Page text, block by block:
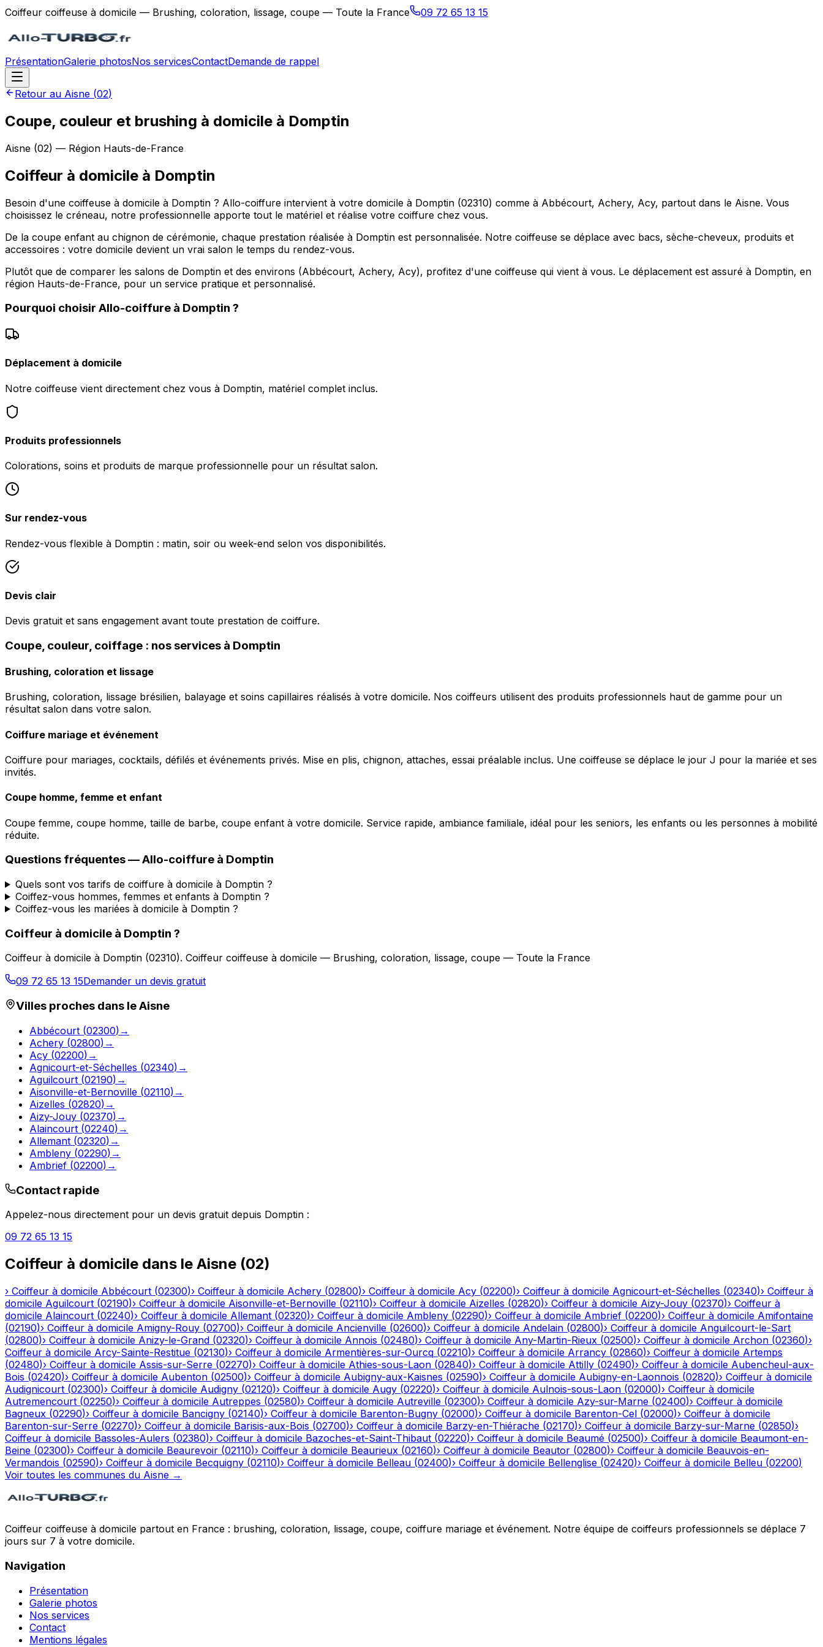
Coiffeur coiffeuse à domicile — Brushing, coloration, lissage, coupe — Toute la France 09 72 65 13 15
PrésentationGalerie photosNos servicesContactDemande de rappel
Retour au Aisne (02)
Coupe, couleur et brushing à domicile à Domptin
Aisne (02) — Région Hauts-de-France
Coiffeur à domicile à Domptin
Besoin d'une coiffeuse à domicile à Domptin ? Allo-coiffure intervient à votre domicile à Domptin (02310) comme à Abbécourt, Achery, Acy, partout dans le Aisne. Vous
choisissez le créneau, notre professionnelle apporte tout le matériel et réalise votre coiffure chez vous.
De la coupe enfant au chignon de cérémonie, chaque prestation réalisée à Domptin est personnalisée. Notre coiffeuse se déplace avec bacs, sèche-cheveux, produits et
accessoires : votre domicile devient un vrai salon le temps du rendez-vous.
Plutôt que de comparer les salons de Domptin et des environs (Abbécourt, Achery, Acy), profitez d'une coiffeuse qui vient à vous. Le déplacement est assuré à Domptin, en
région Hauts-de-France, pour un service pratique et personnalisé.
Pourquoi choisir Allo-coiffure à Domptin ?
Déplacement à domicile
Notre coiffeuse vient directement chez vous à Domptin, matériel complet inclus.
Produits professionnels
Colorations, soins et produits de marque professionnelle pour un résultat salon.
Sur rendez-vous
Rendez-vous flexible à Domptin : matin, soir ou week-end selon vos disponibilités.
Devis clair
Devis gratuit et sans engagement avant toute prestation de coiffure.
Coupe, couleur, coiffage : nos services à Domptin
Brushing, coloration et lissage
Brushing, coloration, lissage brésilien, balayage et soins capillaires réalisés à votre domicile. Nos coiffeurs utilisent des produits professionnels haut de gamme pour un
résultat salon dans votre salon.
Coiffure mariage et événement
Coiffure pour mariages, cocktails, défilés et événements privés. Mise en plis, chignon, attaches, essai préalable inclus. Une coiffeuse se déplace le jour J pour la mariée et ses
invités.
Coupe homme, femme et enfant
Coupe femme, coupe homme, taille de barbe, coupe enfant à votre domicile. Service rapide, ambiance familiale, idéal pour les seniors, les enfants ou les personnes à mobilité
réduite.
Questions fréquentes —Allo-coiffure à Domptin
Quels sont vos tarifs de coiffure à domicile à Domptin ?
Coiffez-vous hommes, femmes et enfants à Domptin ?
Coiffez-vous les mariées à domicile à Domptin ?
Coiffeur à domicile à Domptin ?
Coiffeur à domicile à Domptin (02310). Coiffeur coiffeuse à domicile — Brushing, coloration, lissage, coupe — Toute la France
09 72 65 13 15Demander un devis gratuit
Villes proches dans leAisne
Abbécourt (02300) →
Achery (02800) →
Acy (02200) →
Agnicourt-et-Séchelles (02340) →
Aguilcourt (02190) →
Aisonville-et-Bernoville (02110) →
Aizelles (02820) →
Aizy-Jouy (02370) →
Alaincourt (02240) →
Allemant (02320) →
Ambleny (02290) →
Ambrief (02200) →
Contact rapide
Appelez-nous directement pour un devis gratuit depuis Domptin :
09 72 65 13 15
Coiffeur à domicile dans le Aisne (02)
› Coiffeur à domicile Abbécourt (02300)› Coiffeur à domicile Achery (02800)› Coiffeur à domicile Acy (02200)› Coiffeur à domicile Agnicourt-et-Séchelles (02340)› Coiffeur à
domicile Aguilcourt (02190)› Coiffeur à domicile Aisonville-et-Bernoville (02110)› Coiffeur à domicile Aizelles (02820)› Coiffeur à domicile Aizy-Jouy (02370)› Coiffeur à
domicile Alaincourt (02240)› Coiffeur à domicile Allemant (02320)› Coiffeur à domicile Ambleny (02290)› Coiffeur à domicile Ambrief (02200)› Coiffeur à domicile Amifontaine
(02190)› Coiffeur à domicile Amigny-Rouy (02700)› Coiffeur à domicile Ancienville (02600)› Coiffeur à domicile Andelain (02800)› Coiffeur à domicile Anguilcourt-le-Sart
(02800)› Coiffeur à domicile Anizy-le-Grand (02320)› Coiffeur à domicile Annois (02480)› Coiffeur à domicile Any-Martin-Rieux (02500)› Coiffeur à domicile Archon (02360)›
Coiffeur à domicile Arcy-Sainte-Restitue (02130)› Coiffeur à domicile Armentières-sur-Ourcq (02210)› Coiffeur à domicile Arrancy (02860)› Coiffeur à domicile Artemps
(02480)› Coiffeur à domicile Assis-sur-Serre (02270)› Coiffeur à domicile Athies-sous-Laon (02840)› Coiffeur à domicile Attilly (02490)› Coiffeur à domicile Aubencheul-aux-
Bois (02420)› Coiffeur à domicile Aubenton (02500)› Coiffeur à domicile Aubigny-aux-Kaisnes (02590)› Coiffeur à domicile Aubigny-en-Laonnois (02820)› Coiffeur à domicile
Audignicourt (02300)› Coiffeur à domicile Audigny (02120)› Coiffeur à domicile Augy (02220)› Coiffeur à domicile Aulnois-sous-Laon (02000)› Coiffeur à domicile
Autremencourt (02250)› Coiffeur à domicile Autreppes (02580)› Coiffeur à domicile Autreville (02300)› Coiffeur à domicile Azy-sur-Marne (02400)› Coiffeur à domicile
Bagneux (02290)› Coiffeur à domicile Bancigny (02140)› Coiffeur à domicile Barenton-Bugny (02000)› Coiffeur à domicile Barenton-Cel (02000)› Coiffeur à domicile
Barenton-sur-Serre (02270)› Coiffeur à domicile Barisis-aux-Bois (02700)› Coiffeur à domicile Barzy-en-Thiérache (02170)› Coiffeur à domicile Barzy-sur-Marne (02850)›
Coiffeur à domicile Bassoles-Aulers (02380)› Coiffeur à domicile Bazoches-et-Saint-Thibaut (02220)› Coiffeur à domicile Beaumé (02500)› Coiffeur à domicile Beaumont-en-
Beine (02300)› Coiffeur à domicile Beaurevoir (02110)› Coiffeur à domicile Beaurieux (02160)› Coiffeur à domicile Beautor (02800)› Coiffeur à domicile Beauvois-en-
Vermandois (02590)› Coiffeur à domicile Becquigny (02110)› Coiffeur à domicile Belleau (02400)› Coiffeur à domicile Bellenglise (02420)› Coiffeur à domicile Belleu (02200)
Voir toutes les communes du Aisne →
Coiffeur coiffeuse à domicile partout en France : brushing, coloration, lissage, coupe, coiffure mariage et événement. Notre équipe de coiffeurs professionnels se déplace 7
jours sur 7 à votre domicile.
Navigation
Présentation
Galerie photos
Nos services
Contact
Mentions légales